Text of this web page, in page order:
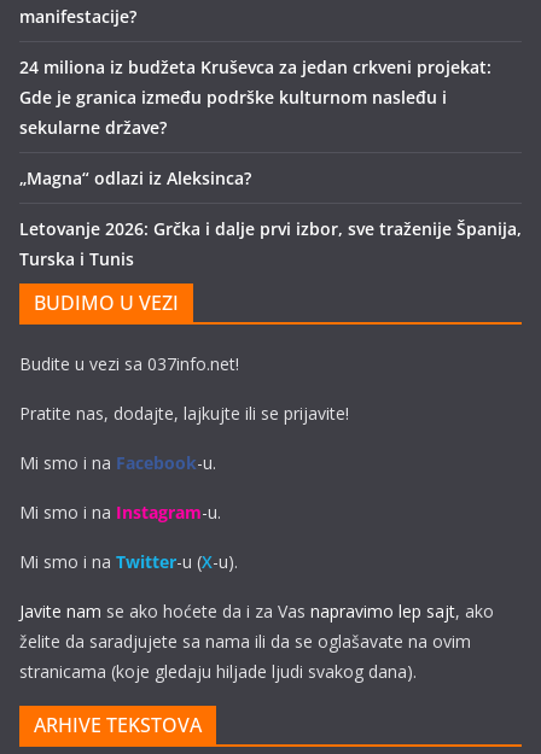
manifestacije?
24 miliona iz budžeta Kruševca za jedan crkveni projekat:
Gde je granica između podrške kulturnom nasleđu i
sekularne države?
„Magna“ odlazi iz Aleksinca?
Letovanje 2026: Grčka i dalje prvi izbor, sve traženije Španija,
Turska i Tunis
BUDIMO U VEZI
Budite u vezi sa 037info.net!
Pratite nas, dodajte, lajkujte ili se prijavite!
Mi smo i na Facebook-u.
Mi smo i na Instagram-u.
Mi smo i na Twitter-u (X-u).
Javite nam se ako hoćete da i za Vas napravimo lep sajt, ako
želite da saradjujete sa nama ili da se oglašavate na ovim
stranicama (koje gledaju hiljade ljudi svakog dana).
ARHIVE TEKSTOVA